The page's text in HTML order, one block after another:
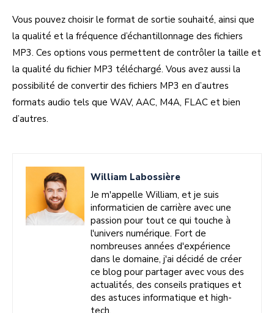
Vous pouvez choisir le format de sortie souhaité, ainsi que
la qualité et la fréquence d’échantillonnage des fichiers
MP3. Ces options vous permettent de contrôler la taille et
la qualité du fichier MP3 téléchargé. Vous avez aussi la
possibilité de convertir des fichiers MP3 en d’autres
formats audio tels que WAV, AAC, M4A, FLAC et bien
d’autres.
William Labossière
Je m'appelle William, et je suis
informaticien de carrière avec une
passion pour tout ce qui touche à
l'univers numérique. Fort de
nombreuses années d'expérience
dans le domaine, j'ai décidé de créer
ce blog pour partager avec vous des
actualités, des conseils pratiques et
des astuces informatique et high-
tech.